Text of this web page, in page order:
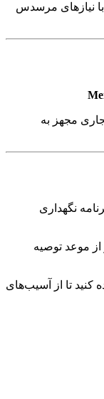
نیازهای مرسدس
مجهز به
نگهداری
موعد توصیه
کنید تا از آسیب‌های